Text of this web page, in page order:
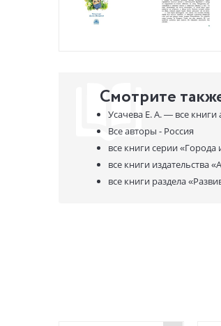
Смотрите
Усачева Е. А. — все книги
Все авторы - Россия
все книги серии«Города
все книги издательства
все книги раздела